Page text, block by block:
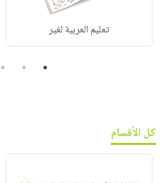
تعليم العربية لغير
1
2
3
كل الأقسام